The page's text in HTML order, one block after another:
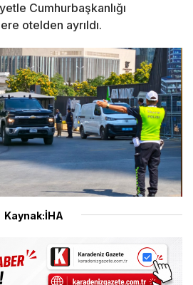
Cumhurbaşkanlığı
otelden ayrıldı.
Kaynak:İHA